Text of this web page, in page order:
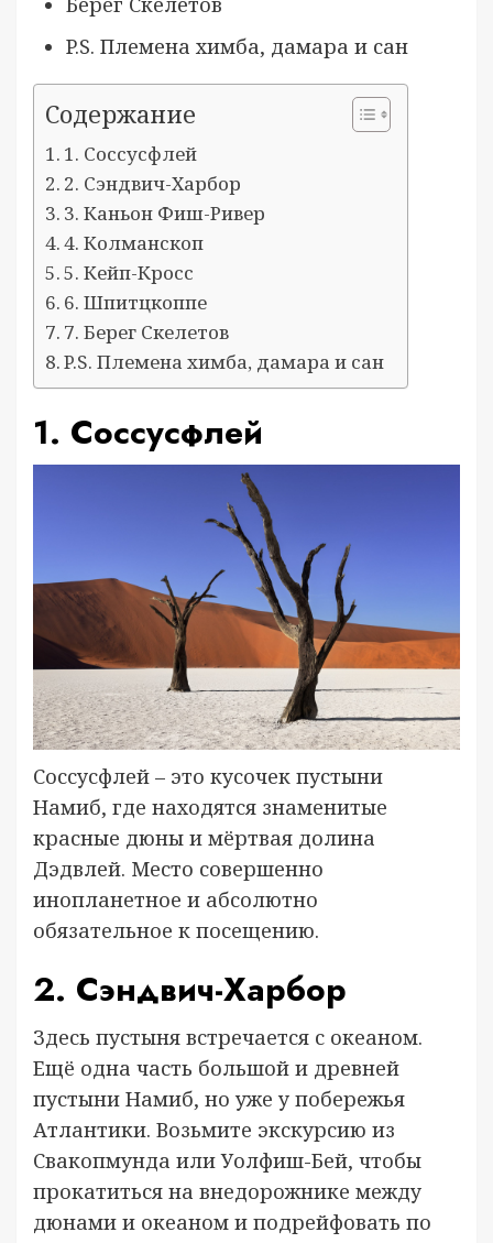
P.S. Племена химба, дамара и сан
Содержание
1. Соссусфлей
2. Сэндвич-Харбор
3. Каньон Фиш-Ривер
4. Колманскоп
5. Кейп-Кросс
6. Шпитцкоппе
7. Берег Скелетов
P.S. Племена химба, дамара и сан
1. Соссусфлей
Соссусфлей – это кусочек пустыни
Намиб, где находятся знаменитые
красные дюны и мёртвая долина
Дэдвлей. Место совершенно
инопланетное и абсолютно
обязательное к посещению.
2. Сэндвич-Харбор
Здесь пустыня встречается с океаном.
Ещё одна часть большой и древней
пустыни Намиб, но уже у побережья
Атлантики. Возьмите экскурсию из
Свакопмунда или Уолфиш-Бей, чтобы
прокатиться на внедорожнике между
дюнами и океаном и подрейфовать по